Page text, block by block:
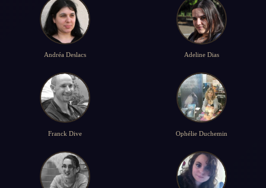
Andréa Deslacs Adeline Dias
Franck Dive Ophélie Duchemin